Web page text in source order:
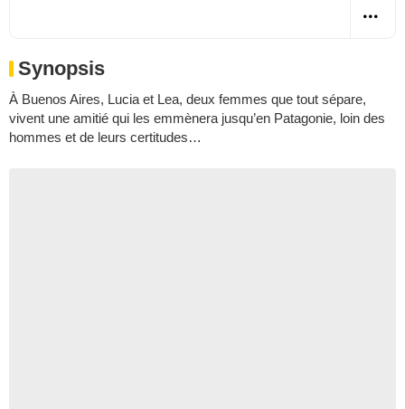
Synopsis
À Buenos Aires, Lucia et Lea, deux femmes que tout sépare,
vivent une amitié qui les emmènera jusqu’en Patagonie, loin des
hommes et de leurs certitudes…